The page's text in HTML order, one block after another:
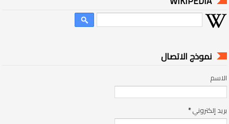
نموذج الاتصال
الاسم
بريد إلكتروني*